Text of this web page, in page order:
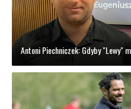
Antoni Piechniczek: Gdyby "Lewy"